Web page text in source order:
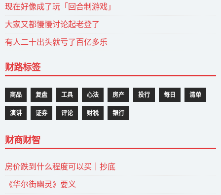
现在好像成了玩「回合制游戏」
大家又都慢慢讨论起老登了
有人二十出头就亏了百亿多乐
财路标签
商品 复盘 工具 心法 房产 投行 每日 清单
演讲 证券 评论 财税 银行
财商财智
房价跌到什么程度可以买｜抄底
《华尔街幽灵》要义